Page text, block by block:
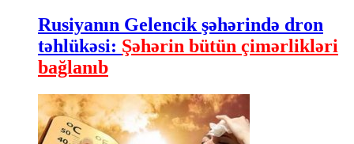
Rusiyanın Gelencik şəhərində dron
təhlükəsi: Şəhərin bütün çimərlikləri
bağlanıb